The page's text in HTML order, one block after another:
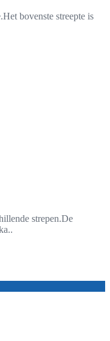
bovenste streepte is
strepen.De